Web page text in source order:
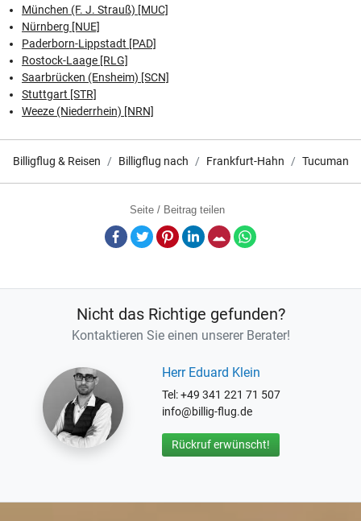
München (F. J. Strauß) [MUC]
Nürnberg [NUE]
Paderborn-Lippstadt [PAD]
Rostock-Laage [RLG]
Saarbrücken (Ensheim) [SCN]
Stuttgart [STR]
Weeze (Niederrhein) [NRN]
Billigflug & Reisen Billigflug nach Frankfurt-Hahn Tucuman
Seite / Beitrag teilen
Facebook
TwitterPinterestLinkedInE-Mail
Nicht das Richtige gefunden?
Kontaktieren Sie einen unserer Berater!
Herr Eduard Klein
Tel: +49 341 221 71 507
info@billig-flug.de
Rückruf erwünscht!